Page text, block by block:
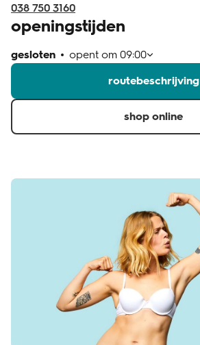
038 750 3160
openingstijden
gesloten opent om 09:00
routebeschrijving
shop online